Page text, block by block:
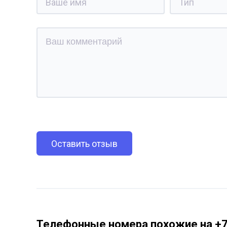
Оставить отзыв
Телефонные номера похожие на